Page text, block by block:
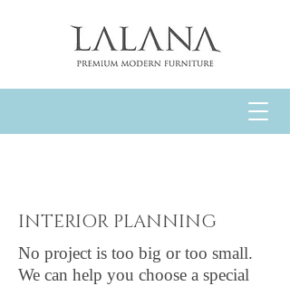
INTERIOR PLANNING
No project is too big or too small.
We can help you choose a special